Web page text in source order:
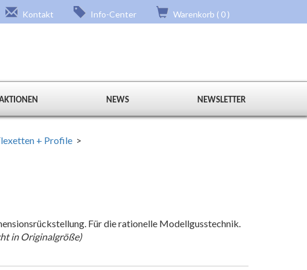
Kontakt Info-Center Warenkorb ( 0 )
NEWS NEWSLETTER
+ Profile >
Für die rationelle Modellgusstechnik.
in Originalgröße)